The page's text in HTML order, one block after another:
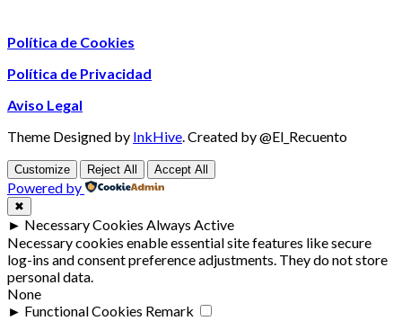
Política de Cookies
Política de Privacidad
Aviso Legal
Theme Designed by InkHive.Created by @El_Recuento
Customize Reject All Accept All
Powered by
✖
► Necessary Cookies Always Active
Necessary cookies enable essential site features like secure
log-ins and consent preference adjustments. They do not store
personal data.
None
► Functional Cookies Remark